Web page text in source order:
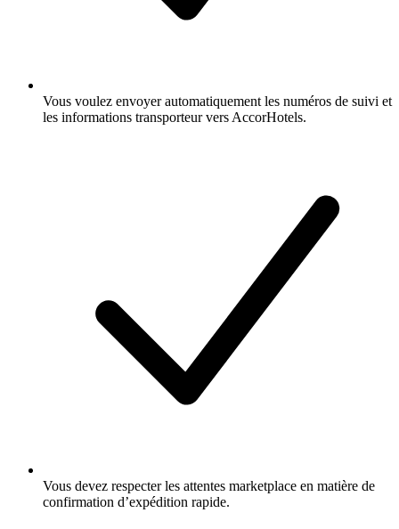
Vous voulez envoyer automatiquement les numéros de suivi et
les informations transporteur vers AccorHotels.
Vous devez respecter les attentes marketplace en matière de
confirmation d’expédition rapide.